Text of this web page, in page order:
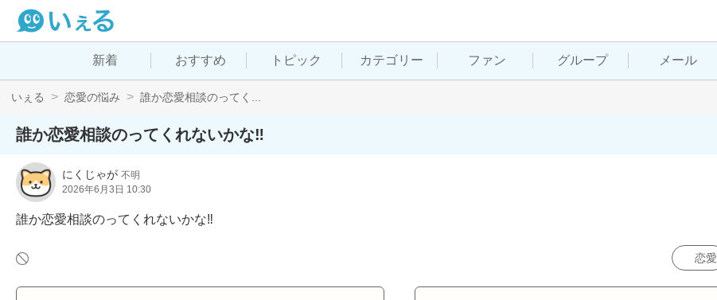
新着 おすすめ トピック カテゴリー ファン グループ メール
いぇる 恋愛の悩み 誰か恋愛相談のってく...
誰か恋愛相談のってくれないかな‼️
にくじゃが 不明
2026年6月3日 10:30
誰か恋愛相談のってくれないかな‼️
恋愛